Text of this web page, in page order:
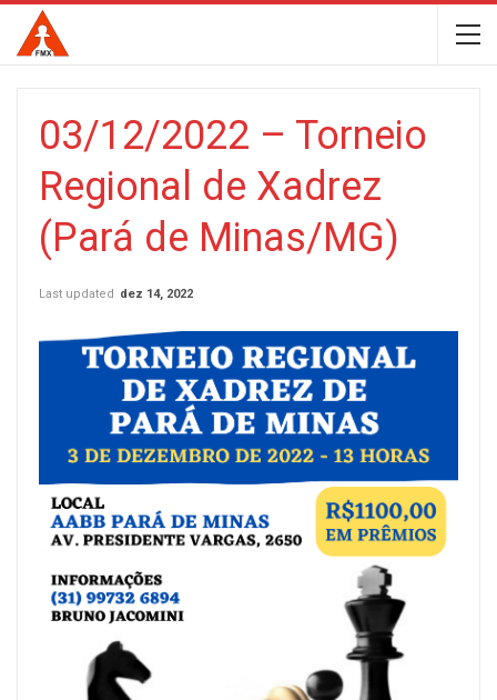
03/12/2022 – Torneio
Regional de Xadrez
(Pará de Minas/MG)
Last updated dez 14, 2022